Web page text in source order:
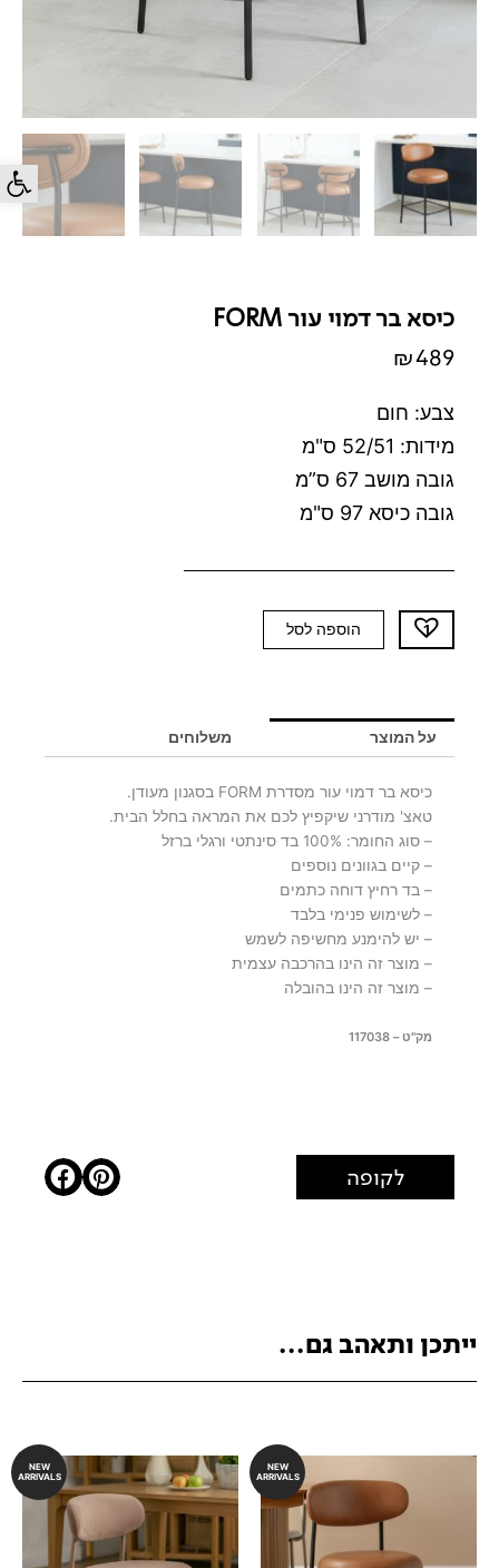
פתח
כיסא בר דמוי עור FORM
₪489
צבע: חום
מידות: 52/51 ס"מ
גובה מושב 67 ס”מ
גובה כיסא 97 ס"מ
כמות
של
דמוי
עור
הוספה לסל
על המוצר משלוחים
כיסא בר דמוי עור מסדרת FORM בסגנון מעודן.
טאצ' מודרני שיקפיץ לכם את המראה בחלל הבית.
– סוג החומר: 100% בד סינתטי ורגלי ברזל
– קיים בגוונים נוספים
– בד רחיץ דוחה כתמים
– לשימוש פנימי בלבד
– יש להימנע מחשיפה לשמש
– מוצר זה הינו בהרכבה עצמית
– מוצר זה הינו בהובלה
מק"ט – 117038
לקופה
ייתכן ותאהב גם...
NEW
ARRIVALS
NEW
ARRIVALS